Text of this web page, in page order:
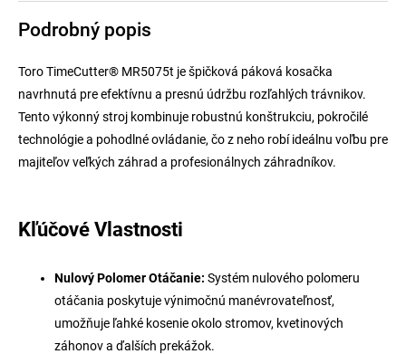
Podrobný popis
Toro TimeCutter® MR5075t je špičková páková kosačka
navrhnutá pre efektívnu a presnú údržbu rozľahlých trávnikov.
Tento výkonný stroj kombinuje robustnú konštrukciu, pokročilé
technológie a pohodlné ovládanie, čo z neho robí ideálnu voľbu pre
majiteľov veľkých záhrad a profesionálnych záhradníkov.
Kľúčové Vlastnosti
Nulový Polomer Otáčanie: Systém nulového polomeru
otáčania poskytuje výnimočnú manévrovateľnosť,
umožňuje ľahké kosenie okolo stromov, kvetinových
záhonov a ďalších prekážok.